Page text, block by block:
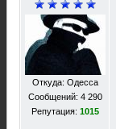
Откуда: Одесса
Сообщений: 4 290
Репутация: 1015